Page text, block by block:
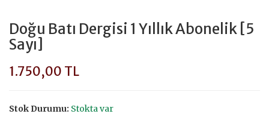
Doğu Batı Dergisi 1 Yıllık Abonelik [5
Sayı]
1.750,00 TL
Stok Durumu: Stokta var